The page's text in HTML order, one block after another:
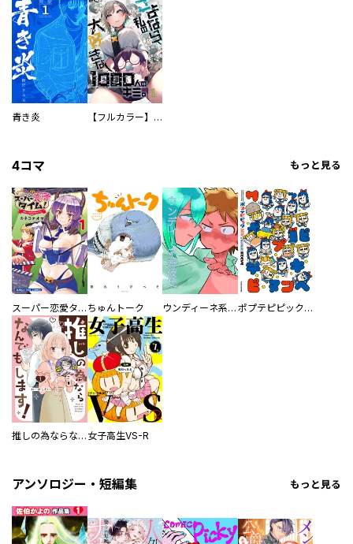
青き炎 【フルカラー】さよなら、私の大好きな１０００人のキミ。
4コマ もっと見る
スーパー恋愛タイム！～現場でドＳな彼女は自宅でデレる～ ちゅんトーク ウンディーネ系彼氏 ポプテピピック SEASON EIGHT
推しの為ならなんでもします！ 女子高生VS-R
アンソロジー・短編集 もっと見る